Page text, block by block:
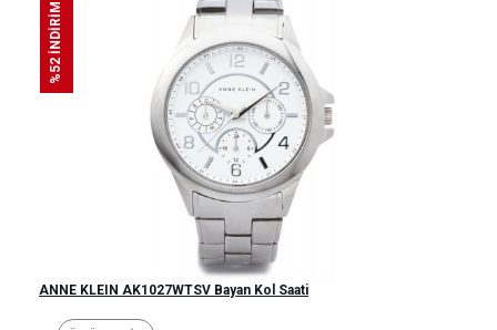
%52 İNDİRİM
ANNE KLEIN AK1027WTSV Bayan Kol Saati